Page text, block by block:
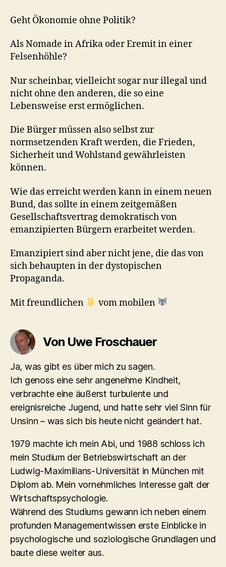
Geht Ökonomie ohne Politik?
Als Nomade in Afrika oder Eremit in einer
Felsenhöhle?
Nur scheinbar, vielleicht sogar nur illegal und
nicht ohne den anderen, die so eine
Lebensweise erst ermöglichen.
Die Bürger müssen also selbst zur
normsetzenden Kraft werden, die Frieden,
Sicherheit und Wohlstand gewährleisten
können.
Wie das erreicht werden kann in einem neuen
Bund, das sollte in einem zeitgemäßen
Gesellschaftsvertrag demokratisch von
emanzipierten Bürgern erarbeitet werden.
Emanzipiert sind aber nicht jene, die das von
sich behaupten in der dystopischen
Propaganda.
Mit freundlichen vom mobilen
Von Uwe Froschauer
Ja, was gibt es über mich zu sagen.
Ich genoss eine sehr angenehme Kindheit,
verbrachte eine äußerst turbulente und
ereignisreiche Jugend, und hatte sehr viel Sinn für
Unsinn – was sich bis heute nicht geändert hat.
1979 machte ich mein Abi, und 1988 schloss ich
mein Studium der Betriebswirtschaft an der
Ludwig-Maximilians-Universität in München mit
Diplom ab. Mein vornehmliches Interesse galt der
Wirtschaftspsychologie.
Während des Studiums gewann ich neben einem
profunden Managementwissen erste Einblicke in
psychologische und soziologische Grundlagen und
baute diese weiter aus.